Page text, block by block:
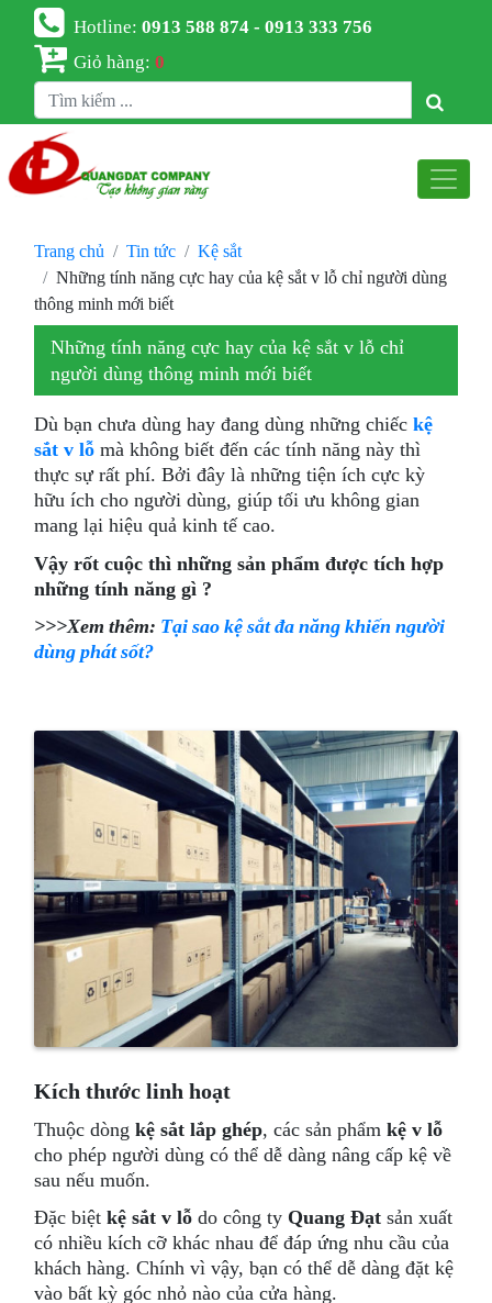
Hotline:0913 588 874 - 0913 333 756
Giỏ hàng:0
Trang chủ Tin tức
Kệ sắt
Những tính năng cực hay của kệ sắt v lỗ chỉ người dùng
thông minh mới biết
Những tính năng cực hay của kệ sắt v lỗ chỉ
người dùng thông minh mới biết
Dù bạn chưa dùng hay đang dùng những chiếckệ
sắt v lỗ mà không biết đến các tính năng này thì
thực sự rất phí. Bởi đây là những tiện ích cực kỳ
hữu ích cho người dùng, giúp tối ưu không gian
mang lại hiệu quả kinh tế cao.
Vậy rốt cuộc thì những sản phẩm được tích hợp
những tính năng gì ?
>>>Xem thêm: Tại sao kệ sắt đa năng khiến người
dùng phát sốt?
Kích thước linh hoạt
Thuộc dòngkệ sắt lắp ghép, các sản phẩmkệ v lỗ
cho phép người dùng có thể dễ dàng nâng cấp kệ về
sau nếu muốn.
Đặc biệtkệ sắt v lỗ do công ty Quang Đạt sản xuất
có nhiều kích cỡ khác nhau để đáp ứng nhu cầu của
khách hàng. Chính vì vậy, bạn có thể dễ dàng đặt kệ
vào bất kỳ góc nhỏ nào của cửa hàng.